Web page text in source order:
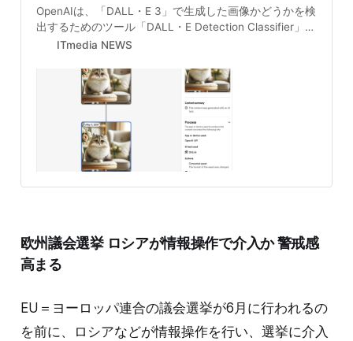
OpenAIは、「DALL・E 3」で生成した画像かどうかを検
出するためのツール「DALL・E Detection Classifier」の
外部によるテストを開始した。内部テストでは生成画像
の音声透かし組み込みもテスト中だ。
ITmedia NEWS
欧州議会選挙 ロシアが情報操作で介入か 警戒感
高まる
EU＝ヨーロッパ連合の議会選挙が6月に行われるの
を前に、ロシアなどが情報操作を行い、選挙に介入